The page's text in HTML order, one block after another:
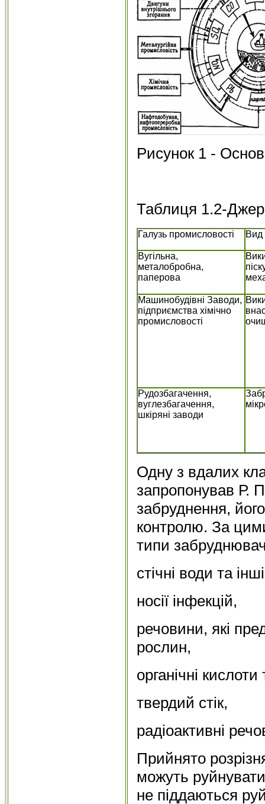
Рисунок 1 -
Таблиця 1.2-
Галузь промисловості Вид
Вугільна,
металобробна,
паперова
Машинобудівні Заводи,
підприємства хімічно
промисловості
Рудозбагачення,
вуглезбагачення,
шкіряні заводи
Одну з вдалих
запропонував Р.
забруднення,
контролю. За
типи
стічні води та
носії інфекцій,
речовини, які
рослин,
органічні кислоти
твердий стік,
радіоактивні
Прийнято
можуть
не піддаються